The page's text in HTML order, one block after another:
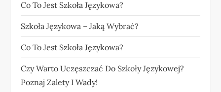
Co To Jest Szkoła Językowa?
Szkoła Językowa – Jaką Wybrać?
Co To Jest Szkoła Językowa?
Czy Warto Uczęszczać Do Szkoły Językowej?
Poznaj Zalety I Wady!